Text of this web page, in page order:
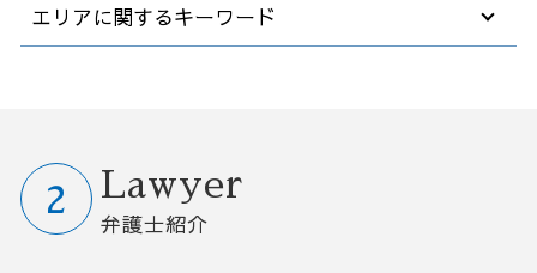
就業規則 変更
職場 ハラスメント
弁護士 契約
退職 規則
中小企業 跡継ぎ
合併 m&a
m&a 費用
m&a とは
買収 会社
借金 債務整理 事務所
破産 会社
債務整理 官報 期間
自己破産費用 払えない
自己破産 法律相談
債権 売掛金
解雇 不当
解雇 取り消し
不良債権 回収
パワハラ 退職
業務フロー 改善
営業事務 業務改善
業務 削減
コスト削減 業務改善
早期経営改善計画 金融機関
エリアに関するキーワード
予防法務 弁護士相談 栃木県
訴訟 紛争 弁護士相談 大宮区
業務改善 弁護士相談 茨城県
Lawyer
弁護士紹介